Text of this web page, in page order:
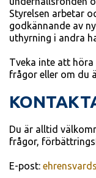
Styrelsen arbetar
godkännande av
uthyrning i andra
Tveka inte att
frågor eller om du
Du är alltid
frågor,
E-post: